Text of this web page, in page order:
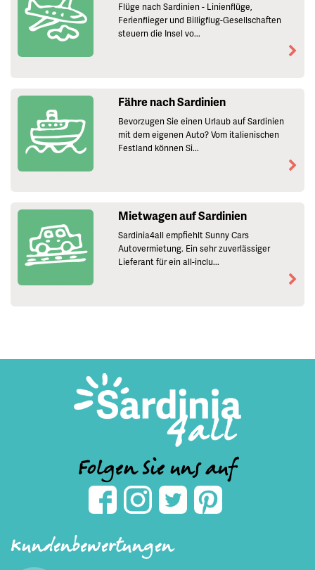
Flüge nach Sardinien - Linienflüge,
Ferienflieger und Billigflug-Gesellschaften
steuern die Insel vo...
Fähre nach Sardinien
Bevorzugen Sie einen Urlaub auf Sardinien
mit dem eigenen Auto? Vom italienischen
Festland können Si...
Mietwagen auf Sardinien
Sardinia4all empfiehlt Sunny Cars
Autovermietung. Ein sehr zuverlässiger
Lieferant für ein all-inclu...
Folgen Sie uns auf
Kundenbewertungen